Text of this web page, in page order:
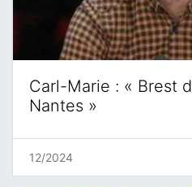
Carl-Marie : « Brest
Nantes »
12/2024